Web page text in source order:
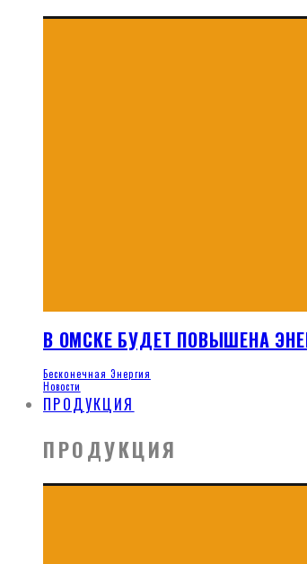
В ОМСКЕ БУДЕТ ПОВЫШЕНА
Бесконечная Энергия
Новости
ПРОДУКЦИЯ
ПРОДУКЦИЯ